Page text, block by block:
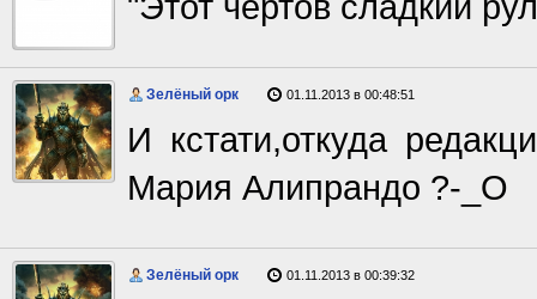
Зелёный орк 01.11.2013 в 00:48:51
И кстати,откуда
Мария Алипрандо ?-_О
Зелёный орк 01.11.2013 в 00:39:32